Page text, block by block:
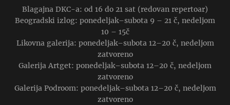
Blagajna DKC-a: od 16 do 21 sat (redovan repertoar)
Beogradski izlog: ponedeljak–subota 9 – 21 č, nedeljom
10 – 15č
Likovna galerija: ponedeljak–subota 12–20 č, nedeljom
zatvoreno
Galerija Artget: ponedeljak–subota 12–20 č, nedeljom
zatvoreno
Galerija Podroom: ponedeljak–subota 12–20 č, nedeljom
zatvoreno